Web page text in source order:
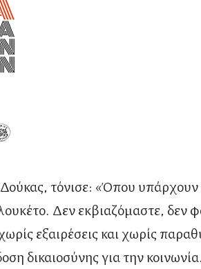
τόνισε: «Όπου
Δεν εκβιαζόμαστε, δεν
εξαιρέσεις και χωρίς
δικαιοσύνης για την